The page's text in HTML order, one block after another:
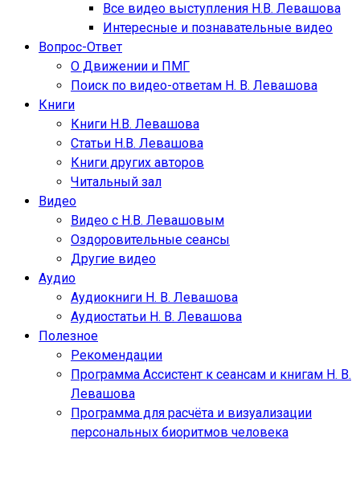
Все видео выступления Н.В. Левашова
Интересные и познавательные видео
Вопрос-Ответ
О Движении и ПМГ
Поиск по видео-ответам Н. В. Левашова
Книги
Книги Н.В. Левашова
Статьи Н.В. Левашова
Книги других авторов
Читальный зал
Видео
Видео с Н.В. Левашовым
Оздоровительные сеансы
Другие видео
Аудио
Аудиокниги Н. В. Левашова
Аудиостатьи Н. В. Левашова
Полезное
Рекомендации
Программа Ассистент к сеансам и книгам Н. В.
Левашова
Программа для расчёта и визуализации
персональных биоритмов человека